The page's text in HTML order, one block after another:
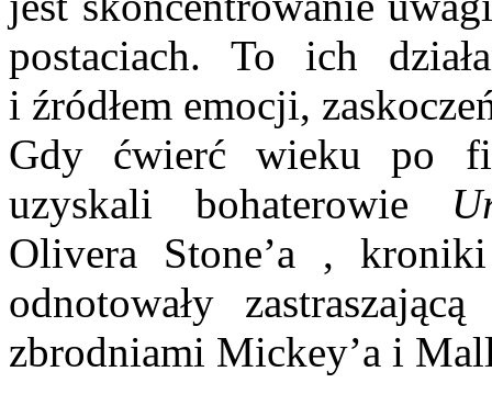
postaciach. To ich
i źródłem emocji,
Gdy ćwierć wieku po
uzyskali bohaterowie
Olivera Stone’a ,
odnotowały
zbrodniami Mickey’a i